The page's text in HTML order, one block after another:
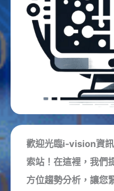
歡迎光臨i-vision資
索站！在這裡，我們
方位趨勢分析，讓您